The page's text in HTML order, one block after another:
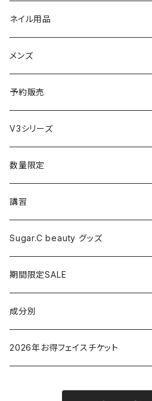
エレクトロン
ラディアント
コテ／アイロン
美顔器／スチーマー
シャワーヘッド
マッサージ
ドライヤー
脱毛器
クレイツ
生理・ニオイ・ムレ ケア
インナーケア（乳酸菌・腸内環境サポー
サプリ
ドリンク
プロテイン
セット
グッズ
ネイル用品
メンズ
予約販売
V3シリーズ
数量限定
講習
Sugar.C beauty グッズ
期間限定SALE
成分別
ヒアルロン酸
2026年お得フェイスチケット